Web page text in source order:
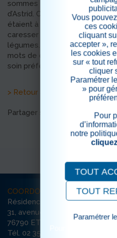
sommes tous réunis,
d’Astrid. Chien, chat, cochons
étaient à l’honneur. Tour à
caresser et brosser les
légumes. Attendrissement,
mots de ce moment si
soin préférés.
> Retour aux actualités
Partager sur les réseaux
COORDONNÉES
Résidence Etoile du Matin
31, avenue Damilaville
76790 ETRETAT
Tél. 02 35 10 39 93
Vous
ces
cliquant
accepter »,
les cookies
sur « tout
cliquer
Paramétrer
» pour
Pour
notre
TOUT
TOUT
Paramétrer